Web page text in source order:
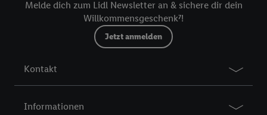
Melde dich zum Lidl Newsletter an & sichere dir dein
Willkommensgeschenk⁷!
Jetzt anmelden
Kontakt
Informationen